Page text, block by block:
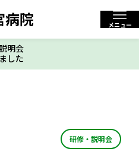
病院 閉じる
標準 拡大
病院 メニュー
明会
した
研修・説明会